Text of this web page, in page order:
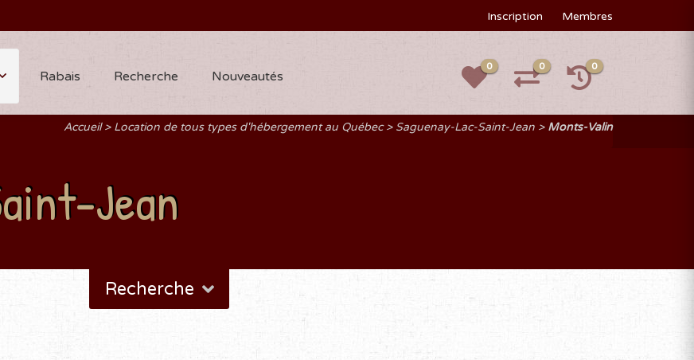
Inscription Membres
Rabais Recherche Nouveautés
0 0 0
Accueil Location de tous types d'hébergement au Québec Saguenay-Lac-Saint-Jean Monts-Valin
Jean
Recherche